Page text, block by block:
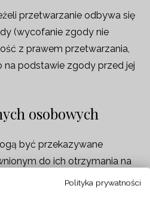
przetwarzanie odbywa się
(wycofanie zgody nie
z prawem przetwarzania,
na podstawie zgody przed jej
osobowych
być przekazywane
do ich otrzymania na
przepisów prawa, w tym
wymiaru sprawiedliwości.
Polityka prywatności